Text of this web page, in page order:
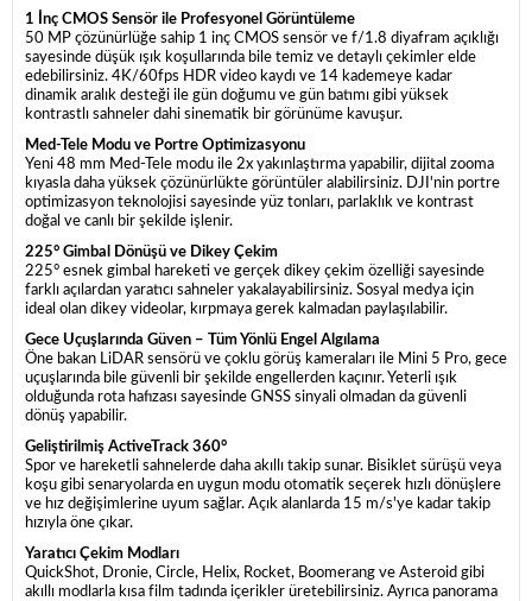
1 İnç CMOS Sensör ile Profesyonel Görüntüleme
50 MP çözünürlüğe sahip 1 inç CMOS sensör ve f/1.8 diyafram açıklığı
sayesinde düşük ışık koşullarında bile temiz ve detaylı çekimler elde
edebilirsiniz. 4K/60fps HDR video kaydı ve 14 kademeye kadar
dinamik aralık desteği ile gün doğumu ve gün batımı gibi yüksek
kontrastlı sahneler dahi sinematik bir görünüme kavuşur.
Med-Tele Modu ve Portre Optimizasyonu
Yeni 48 mm Med-Tele modu ile 2x yakınlaştırma yapabilir, dijital zooma
kıyasla daha yüksek çözünürlükte görüntüler alabilirsiniz. DJI'nin portre
optimizasyon teknolojisi sayesinde yüz tonları, parlaklık ve kontrast
doğal ve canlı bir şekilde işlenir.
225° Gimbal Dönüşü ve Dikey Çekim
225° esnek gimbal hareketi ve gerçek dikey çekim özelliği sayesinde
farklı açılardan yaratıcı sahneler yakalayabilirsiniz. Sosyal medya için
ideal olan dikey videolar, kırpmaya gerek kalmadan paylaşılabilir.
Gece Uçuşlarında Güven – Tüm Yönlü Engel Algılama
Öne bakan LiDAR sensörü ve çoklu görüş kameraları ile Mini 5 Pro, gece
uçuşlarında bile güvenli bir şekilde engellerden kaçınır. Yeterli ışık
olduğunda rota hafızası sayesinde GNSS sinyali olmadan da güvenli
dönüş yapabilir.
Geliştirilmiş ActiveTrack 360°
Spor ve hareketli sahnelerde daha akıllı takip sunar. Bisiklet sürüşü veya
koşu gibi senaryolarda en uygun modu otomatik seçerek hızlı dönüşlere
ve hız değişimlerine uyum sağlar. Açık alanlarda 15 m/s'ye kadar takip
hızıyla öne çıkar.
Yaratıcı Çekim Modları
QuickShot, Dronie, Circle, Helix, Rocket, Boomerang ve Asteroid gibi
akıllı modlarla kısa film tadında içerikler üretebilirsiniz. Ayrıca panorama